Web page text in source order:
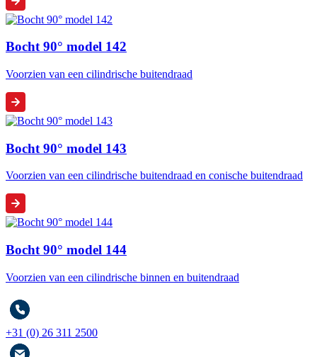
Bocht 90° model 142
Voorzien van een cilindrische buitendraad
Bocht 90° model 143
Voorzien van een cilindrische buitendraad en conische buitendraad
Bocht 90° model 144
Voorzien van een cilindrische binnen en buitendraad
+31 (0) 26 311 2500